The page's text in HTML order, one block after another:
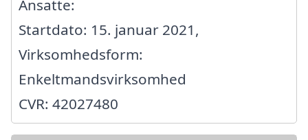
Ansatte:
Startdato: 15. januar 2021,
Virksomhedsform:
Enkeltmandsvirksomhed
CVR: 42027480